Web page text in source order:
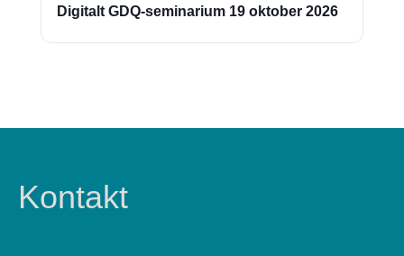
Digitalt GDQ-seminarium 19 oktober 2026
Kontakt